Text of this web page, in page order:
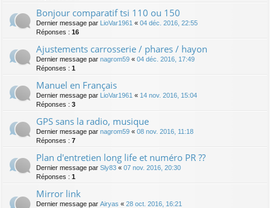
Bonjour comparatif tsi 110 ou 150
Dernier message par LioVar1961 « 04 déc. 2016, 22:55
Réponses : 16
Ajustements carrosserie / phares / hayon
Dernier message par nagrom59 « 04 déc. 2016, 17:49
Réponses : 1
Manuel en Français
Dernier message par LioVar1961 « 14 nov. 2016, 15:04
Réponses : 3
GPS sans la radio, musique
Dernier message par nagrom59 « 08 nov. 2016, 11:18
Réponses : 7
Plan d'entretien long life et numéro PR ??
Dernier message par Sly83 « 07 nov. 2016, 20:30
Réponses : 1
Mirror link
Dernier message par Airyas « 28 oct. 2016, 16:21